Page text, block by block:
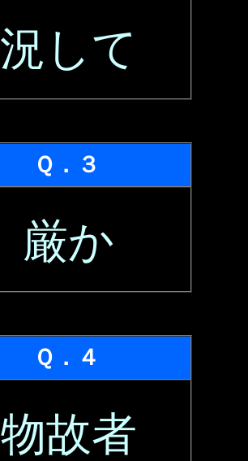
況して
Ｑ．３
厳か
Ｑ．４
物故者